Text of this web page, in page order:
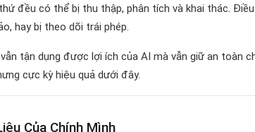
đều có thể bị thu thập, phân tích và khai thác.
hay bị theo dõi trái phép.
tận dụng được lợi ích của AI mà vẫn giữ an toàn
cực kỳ hiệu quả dưới đây.
Của Chính Mình